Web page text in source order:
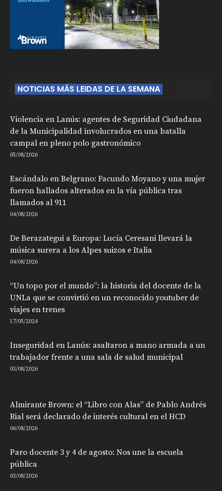
NOTICIAS MÁS LEIDAS DE LA SEMANA
Violencia en Lanús: agentes de Seguridad Ciudadana
de la Municipalidad involucrados en una batalla
campal en pleno polo gastronómico
05/08/2026
Escándalo en Belgrano: Facundo Moyano y una mujer
fueron hallados alterados en la vía pública tras
llamados al 911
04/08/2026
De Berazategui a Europa: Lucía Ceresani llevará la
música surera a los Alpes suizos e Italia
04/08/2026
“Un topo por el mundo”: la historia del docente de la
UNLa que se convirtió en un reconocido youtuber de
viajes en trenes
17/05/2024
Inseguridad en Lanús: asaltaron a mano armada a un
trabajador frente a una sala de salud municipal
03/08/2026
Almirante Brown: el “Libro con Alas” de Pablo Andrés
Rial será declarado de interés cultural en el HCD
06/08/2026
Paro docente 3 y 4 de agosto: Nos une la escuela
pública
03/08/2026